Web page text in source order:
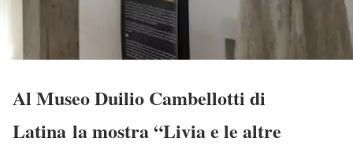
Al Museo Duilio Cambellotti di
Latina la mostra “Livia e le altre